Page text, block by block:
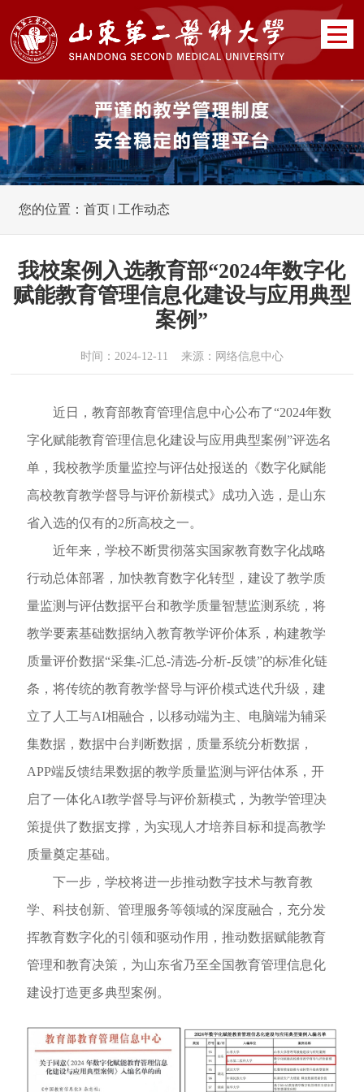
您的位置： 首页 工作动态
我校案例入选教育部“2024年数字化
赋能教育管理信息化建设与应用典型
案例”
时间：2024-12-11 来源：网络信息中心
近日，教育部教育管理信息中心公布了“2024年数
字化赋能教育管理信息化建设与应用典型案例”评选名
单，我校教学质量监控与评估处报送的《数字化赋能
高校教育教学督导与评价新模式》成功入选，是山东
省入选的仅有的2所高校之一。
近年来，学校不断贯彻落实国家教育数字化战略
行动总体部署，加快教育数字化转型，建设了教学质
量监测与评估数据平台和教学质量智慧监测系统，将
教学要素基础数据纳入教育教学评价体系，构建教学
质量评价数据“采集-汇总-清选-分析-反馈”的标准化链
条，将传统的教育教学督导与评价模式迭代升级，建
立了人工与AI相融合，以移动端为主、电脑端为辅采
集数据，数据中台判断数据，质量系统分析数据，
APP端反馈结果数据的教学质量监测与评估体系，开
启了一体化AI教学督导与评价新模式，为教学管理决
策提供了数据支撑，为实现人才培养目标和提高教学
质量奠定基础。
下一步，学校将进一步推动数字技术与教育教
学、科技创新、管理服务等领域的深度融合，充分发
挥教育数字化的引领和驱动作用，推动数据赋能教育
管理和教育决策，为山东省乃至全国教育管理信息化
建设打造更多典型案例。